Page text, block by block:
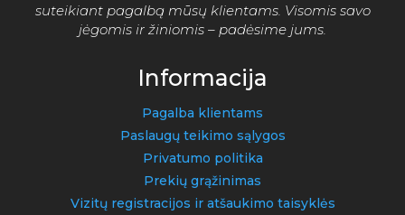
suteikiant pagalbą mūsų klientams. Visomis savo
jėgomis ir žiniomis – padėsime jums.
Informacija
Pagalba klientams
Paslaugų teikimo sąlygos
Privatumo politika
Prekių grąžinimas
Vizitų registracijos ir atšaukimo taisyklės